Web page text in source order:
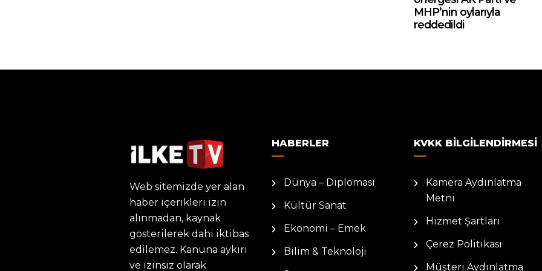
MHP’nin oylarıyla
reddedildi
Web sitemizde yer alan
haber içerikleri izin
alınmadan, kaynak
gösterilerek dahi iktibas
edilemez. Kanuna aykırı
ve izinsiz olarak
HABERLER
Dünya – Diplomasi
Kültür Sanat
Ekonomi – Emek
Bilim & Teknoloji
KVKK BILGILENDIRMESI
Kamera Aydınlatma
Metni
Hizmet Şartları
Çerez Politikası
Müşteri Aydınlatma